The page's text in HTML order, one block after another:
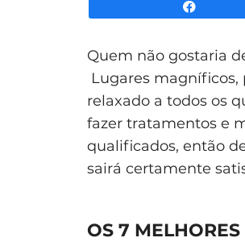
Quem não gostaria
Lugares
relaxado a todos os
fazer tratamentos e
qualificados, então
sairá certamente
OS 7